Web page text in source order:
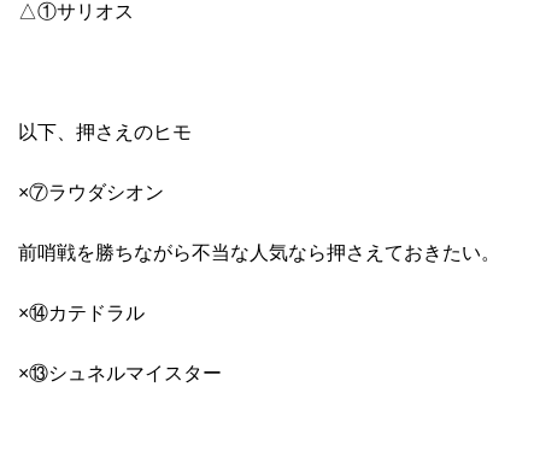
△①サリオス
以下、押さえのヒモ
×⑦ラウダシオン
前哨戦を勝ちながら不当な人気なら押さえておきたい。
×⑭カテドラル
×⑬シュネルマイスター